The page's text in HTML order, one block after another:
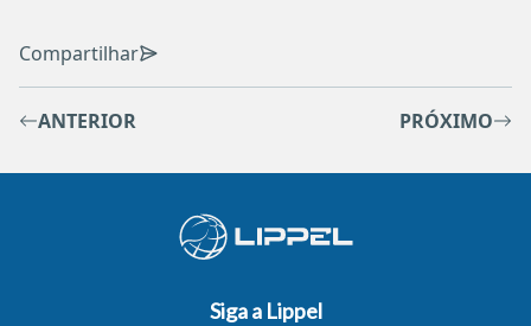
Compartilhar
ANTERIOR PRÓXIMO
Siga a Lippel